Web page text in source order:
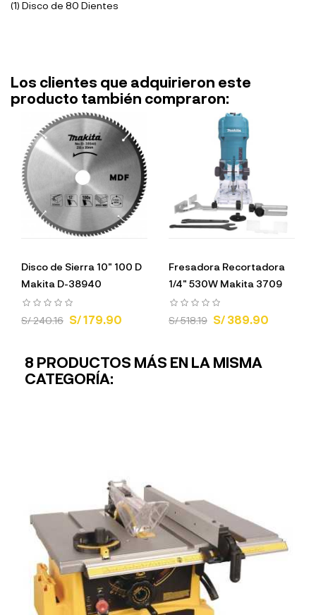
(1) Disco de 80 Dientes
Los clientes que adquirieron este
producto también compraron:
Disco de Sierra 10" 100 D
Makita D-38940
S/ 240.16 S/ 179.90
Fresadora Recortadora
1/4" 530W Makita 3709
S/ 518.19 S/ 389.90
8 PRODUCTOS MÁS EN LA MISMA
CATEGORÍA: